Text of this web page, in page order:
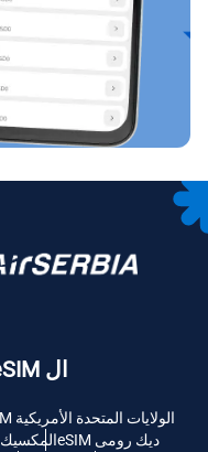
ال eSIM الدولي الشهير
الولايات المتحدة الأمريكية eSIM
ديك رومى eSIM
المكسيك eSIM